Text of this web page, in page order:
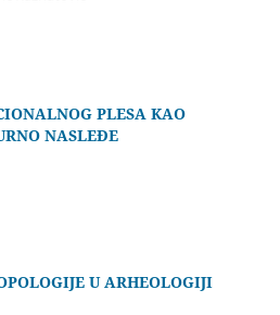
PLESA KAO
NASLEĐE
U ARHEOLOGIJI